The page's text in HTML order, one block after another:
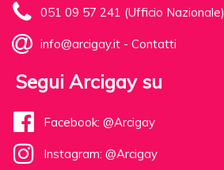
051 09 57 241 (Ufficio Nazionale)
info@arcigay.it - Contatti
Segui Arcigay su
Facebook: @Arcigay
Instagram: @Arcigay